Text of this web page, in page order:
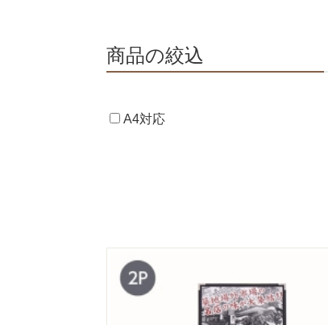
商品の絞込
A4対応